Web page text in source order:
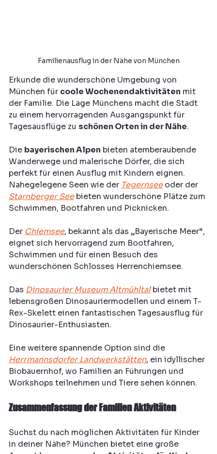
Familienausflug in der Nähe von München
Erkunde die wunderschöne Umgebung von
München für coole Wochenendaktivitäten mit
der Familie. Die Lage Münchens macht die Stadt
zu einem hervorragenden Ausgangspunkt für
Tagesausflüge zu schönen Orten in der Nähe.
Die bayerischen Alpen bieten atemberaubende
Wanderwege und malerische Dörfer, die sich
perfekt für einen Ausflug mit Kindern eignen.
Nahegelegene Seen wie der Tegernsee oder der
Starnberger See bieten wunderschöne Plätze zum
Schwimmen, Bootfahren und Picknicken.
Der Chiemsee, bekannt als das „Bayerische Meer“,
eignet sich hervorragend zum Bootfahren,
Schwimmen und für einen Besuch des
wunderschönen Schlosses Herrenchiemsee.
Das Dinosaurier Museum Altmühltal bietet mit
lebensgroßen Dinosauriermodellen und einem T-
Rex-Skelett einen fantastischen Tagesausflug für
Dinosaurier-Enthusiasten.
Eine weitere spannende Option sind die
Herrmannsdorfer Landwerkstätten, ein idyllischer
Biobauernhof, wo Familien an Führungen und
Workshops teilnehmen und Tiere sehen können.
Zusammenfassung der Familien Aktivitäten
Suchst du nach möglichen Aktivitäten für Kinder
in deiner Nähe? München bietet eine große